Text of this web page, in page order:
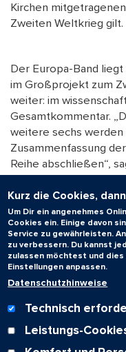
Kirchen
Zweiten Weltkrieg gilt.
Der Europa-Band
im Großprojekt zum
weiter: im
Gesamtkommentar.
weitere sechs
Zusammenfassung
Reihe abschließen“,
Ländern und
Theologie global
Text: Claudia Ehrlich
05.02.2026
Fotos:
Titel und Gruppenbild:
Kurz die Cookies,
Um Dir ein angenehmes
Cookies ein. Einige davon
Service zu gewährleisten.
zu verbessern. Du kannst
zulassen möchtest und
Einstellungen anpassen.
Datenschutzhinweise
Technisch
Leistungs-